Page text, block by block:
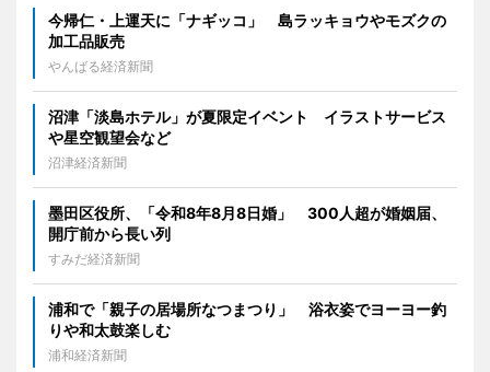
今帰仁・上運天に「ナギッコ」 島ラッキョウやモズクの
加工品販売
やんばる経済新聞
沼津「淡島ホテル」が夏限定イベント イラストサービス
や星空観望会など
沼津経済新聞
墨田区役所、「令和8年8月8日婚」 300人超が婚姻届、
開庁前から長い列
すみだ経済新聞
浦和で「親子の居場所なつまつり」 浴衣姿でヨーヨー釣
りや和太鼓楽しむ
浦和経済新聞